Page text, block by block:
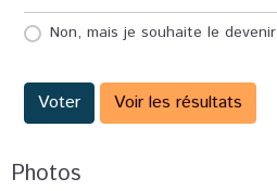
Non, mais je souhaite le devenir
Voter Voir les résultats
Photos